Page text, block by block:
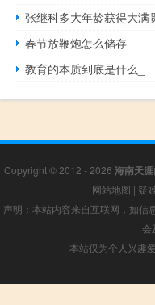
张继科多大年龄获得大满
春节放鞭炮怎么储存
教育的本质到底是什么_
Copyright © 2012 - 2026 海南天
网站地图 | 疑
声明：本站内容来自互联网，如
会
本站仅为个人兴趣